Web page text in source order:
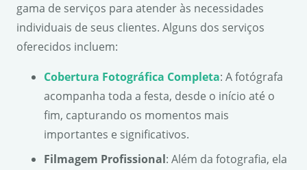
gama de serviços para atender às necessidades
individuais de seus clientes. Alguns dos serviços
oferecidos incluem:
Cobertura Fotográfica Completa: A fotógrafa
acompanha toda a festa, desde o início até o
fim, capturando os momentos mais
importantes e significativos.
Filmagem Profissional: Além da fotografia, ela